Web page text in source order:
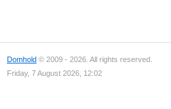
Domhold © 2009 - 2026. All rights reserved.
Friday, 7 August 2026, 12:02